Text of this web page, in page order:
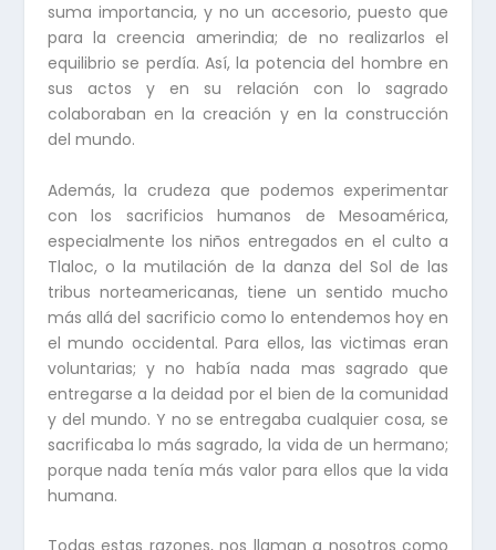
suma importancia, y no un accesorio, puesto que
para la creencia amerindia; de no realizarlos el
equilibrio se perdía. Así, la potencia del hombre en
sus actos y en su relación con lo sagrado
colaboraban en la creación y en la construcción
del mundo.
Además, la crudeza que podemos experimentar
con los sacrificios humanos de Mesoamérica,
especialmente los niños entregados en el culto a
Tlaloc, o la mutilación de la danza del Sol de las
tribus norteamericanas, tiene un sentido mucho
más allá del sacrificio como lo entendemos hoy en
el mundo occidental. Para ellos, las victimas eran
voluntarias; y no había nada mas sagrado que
entregarse a la deidad por el bien de la comunidad
y del mundo. Y no se entregaba cualquier cosa, se
sacrificaba lo más sagrado, la vida de un hermano;
porque nada tenía más valor para ellos que la vida
humana.